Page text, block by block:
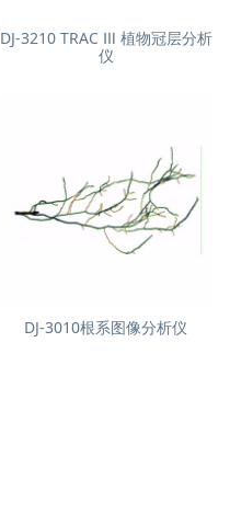
DJ-3210 TRAC Ⅲ 植物冠层分析
仪
DJ-3010根系图像分析仪